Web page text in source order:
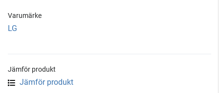
Varumärke
LG
Jämför produkt
Jämför produkt